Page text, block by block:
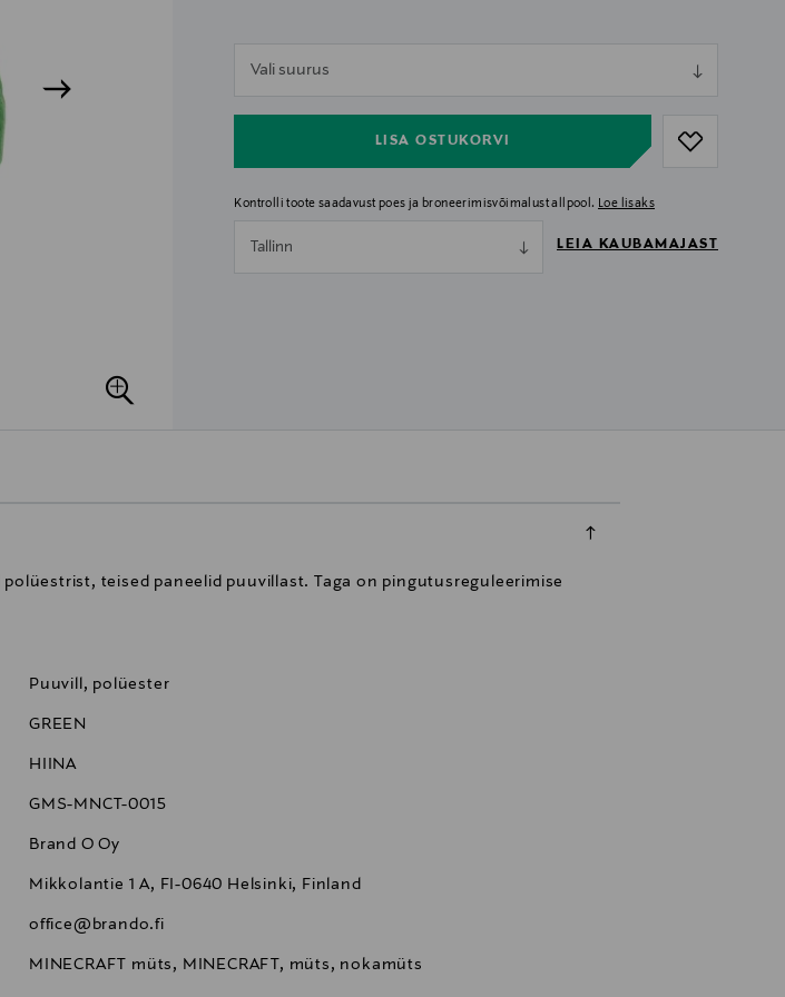
Vali suurus
LISA OSTUKORVI
Kontrolli toote saadavust poes ja broneerimisvõimalust allpool. Loe lisaks
Tallinn LEIA KAUBAMAJAST
teised paneelid puuvillast. Taga on pingutusreguleerimise
Puuvill, polüester
GREEN
HIINA
GMS-MNCT-0015
Brand O Oy
Mikkolantie 1 A, FI-0640 Helsinki, Finland
office@brando.fi
MINECRAFT müts, MINECRAFT, müts, nokamüts